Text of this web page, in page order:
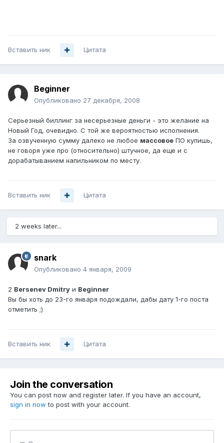
Вставить ник Цитата
Beginner
Опубликовано 27 декабря, 2008
Серьезный биллинг за несерьезные деньги - это желание на
Новый Год, очевидно. С той же вероятностью исполнения.
За озвученную сумму далеко не любое массовое ПО купишь,
не говоря уже про (относительно) штучное, да еще и с
дорабатыванием напильником по месту.
Вставить ник Цитата
2 weeks later...
snark
Опубликовано 4 января, 2009
2 Bersenev Dmitry и Beginner
Вы бы хоть до 23-го января подождали, дабы дату 1-го поста
отметить ;)
Вставить ник Цитата
Join the conversation
You can post now and register later. If you have an account,
sign in now to post with your account.